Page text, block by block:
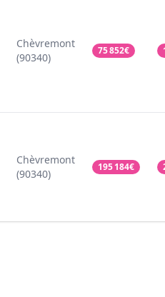
Chèvremont
(90340)
75 852€
Chèvremont
(90340)
195 184€